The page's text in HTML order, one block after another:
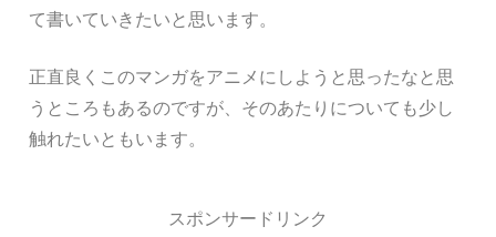
て書いていきたいと思います。
正直良くこのマンガをアニメにしようと思ったなと思
うところもあるのですが、そのあたりについても少し
触れたいともいます。
スポンサードリンク